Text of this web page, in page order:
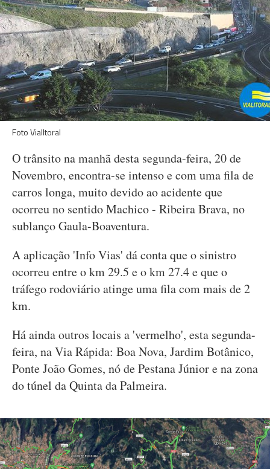
Foto VialItoral
O trânsito na manhã desta segunda-feira, 20 de
Novembro, encontra-se intenso e com uma fila de
carros longa, muito devido ao acidente que
ocorreu no sentido Machico - Ribeira Brava, no
sublanço Gaula-Boaventura.
A aplicação 'Info Vias' dá conta que o sinistro
ocorreu entre o km 29.5 e o km 27.4 e que o
tráfego rodoviário atinge uma fila com mais de 2
km.
Há ainda outros locais a 'vermelho', esta segunda-
feira, na Via Rápida: Boa Nova, Jardim Botânico,
Ponte João Gomes, nó de Pestana Júnior e na zona
do túnel da Quinta da Palmeira.